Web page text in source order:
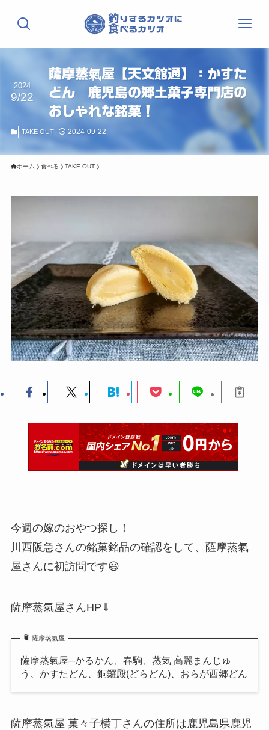
薩摩蒸氣屋【天文館通】：かすた
どん 鹿児島の郷土菓子専門店の
おしゃれな銘菓！
2024
9/22
TAKE OUT 2024-09-22
ホーム 食べる TAKE OUT
今週の嫁のおやつ探し！
川西阪急さんの銘菓銘品の確認をして、薩摩蒸氣
屋さんに初訪問です😃
薩摩蒸氣屋さんHP⇓
薩摩蒸氣屋
薩摩蒸氣屋─かるかん、春駒、蒸気 高麗まんじゅ
う、かすたどん、銅鑼殿(どらどん)、おらが西郷どん
薩摩蒸氣屋 菓々子横丁さんの住所は鹿児島県鹿児